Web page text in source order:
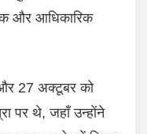
और आधिकारिक
27 अक्टूबर को
पर थे, जहाँ उन्होंने